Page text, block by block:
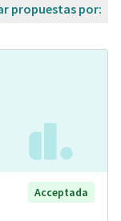
propuestas por:
Acceptada